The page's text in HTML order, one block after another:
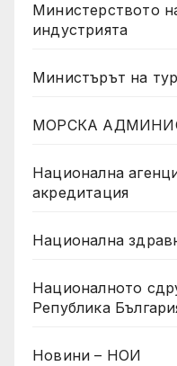
Министерството
индустрията
Министърът на
МОРСКА
Национална
акредитация
Национална
Националното
Република
Новини – НОИ